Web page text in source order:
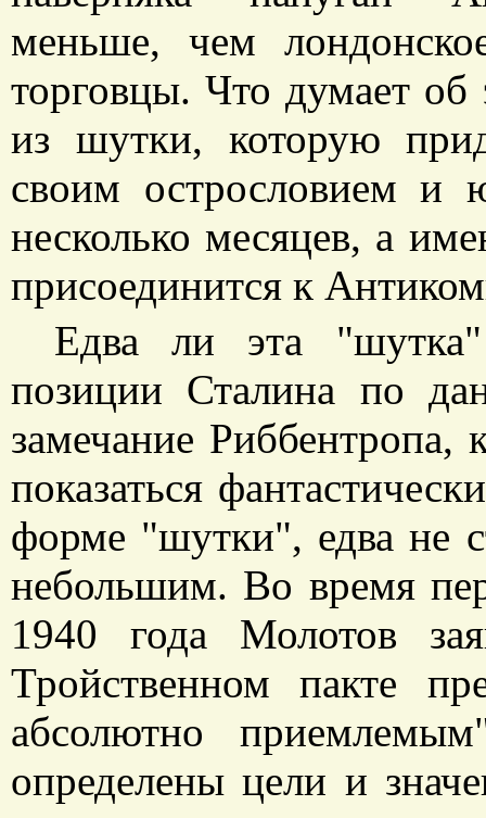
меньше, чем
торговцы. Что думает об
из шутки, которую
своим острословием и
несколько месяцев, а
присоединится к
Едва ли эта "шутка"
позиции Сталина по
замечание Риббентропа,
показаться
форме "шутки", едва не
небольшим. Во время
1940 года Молотов
Тройственном пакте
абсолютно
определены цели и